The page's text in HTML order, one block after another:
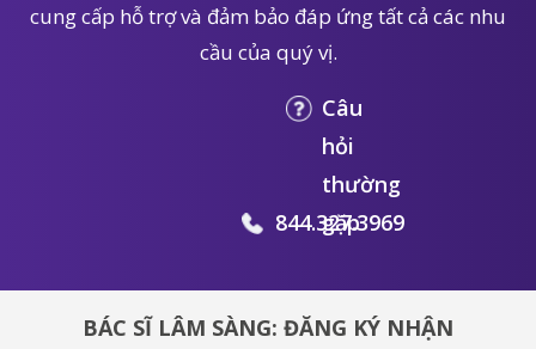
cung cấp hỗ trợ và đảm bảo đáp ứng tất cả các nhu
cầu của quý vị.
844.327.3969
Câu
hỏi
thường
gặp
BÁC SĨ LÂM SÀNG: ĐĂNG KÝ NHẬN